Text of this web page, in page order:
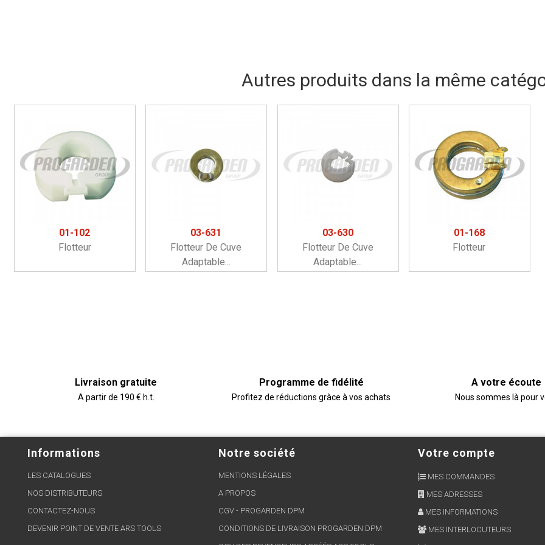
Autres produits dans la même
01-102
Flotteur
03-631
Flotteur De Cuve
Adaptable...
03-630
Flotteur De Cuve
Adaptable...
01-168
Flotteur
Livraison gratuite
A partir de 190 € h.t.
Programme de fidélité
Profitez de réductions gràce à vos achats
A votre écoute
Nous sommes là pour
Informations
LES CATALOGUES
NOS DISTRIBUTEURS
CONTACTEZ-NOUS
DEVENIR POINT DE VENTE ARS TOOLS
Notre société
MENTIONS LÉGALES
A PROPOS
CGV - PROGARDEN DPM
CONDITIONS DE LIVRAISON PROGARDEN DPM
Votre compte
MES COMMANDES
MES ADRESSES
MES INFORMATIONS
MES INTERLOCUTEURS